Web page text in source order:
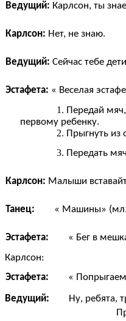
Ведущий: Карлсон, ты
Карлсон: Нет, не знаю.
Ведущий: Сейчас тебе
Эстафета: « Веселая
Передай
первому ребенку.
Прыгнуть из
Передать
Карлсон: Малыши
Танец: « Машины» (мл.+
Эстафета: « Бег в
Карлсон:
Эстафета: « Попрыгаем
Ведущий: Ну, ребята,